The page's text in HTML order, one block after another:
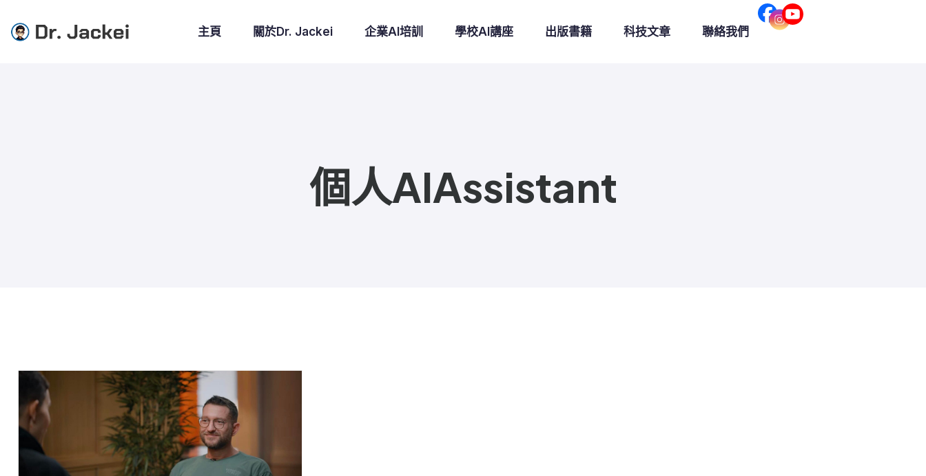
主頁 關於Dr. Jackei 企業AI培訓 學校AI講座 出版書籍 科技文章 聯絡我們
個人AIAssistant